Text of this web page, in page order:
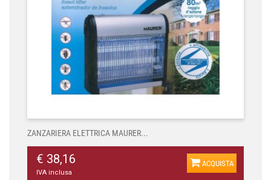
ZANZARIERA ELETTRICA MAURER...
€ 38,16
IVA inclusa
ACQUISTA